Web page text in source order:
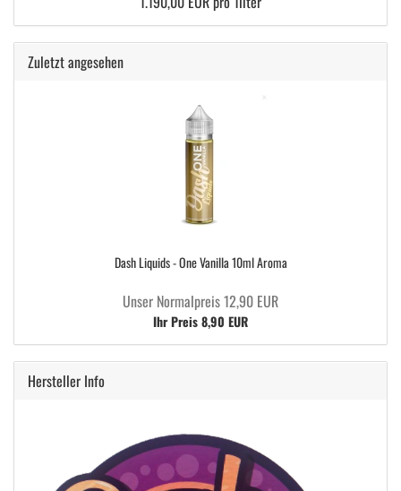
Zuletzt angesehen
Dash Liquids - One Vanilla 10ml Aroma
Unser Normalpreis 12,90 EUR
Ihr Preis 8,90 EUR
Hersteller Info